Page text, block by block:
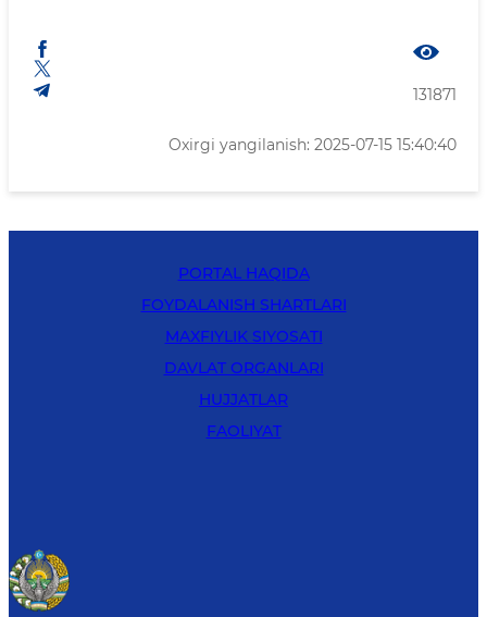
131871
Oxirgi yangilanish: 2025-07-15 15:40:40
PORTAL HAQIDA
FOYDALANISH SHARTLARI
MAXFIYLIK SIYOSATI
DAVLAT ORGANLARI
HUJJATLAR
FAOLIYAT